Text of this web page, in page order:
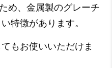
め、金属製のグレーチ
特徴があります。
もお使いいただけま